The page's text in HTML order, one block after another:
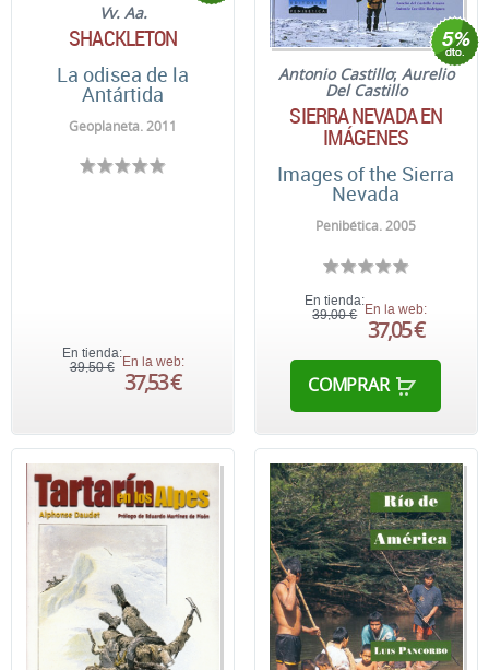
Vv. Aa.
SHACKLETON
La odisea de la
Antártida
Geoplaneta. 2011
En tienda:
39,50 € En la web:
37,53 €
Antonio Castillo; Aurelio
Del Castillo
SIERRA NEVADA EN
IMÁGENES
Images of the Sierra
Nevada
Penibética. 2005
En tienda:
39,00 €
En la web:
37,05 €
COMPRAR